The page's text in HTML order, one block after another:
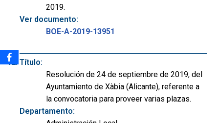
2019.
Ver documento:
BOE-A-2019-13951
Título:
Resolución de 24 de septiembre de 2019, del
Ayuntamiento de Xàbia (Alicante), referente a
la convocatoria para proveer varias plazas.
Departamento: